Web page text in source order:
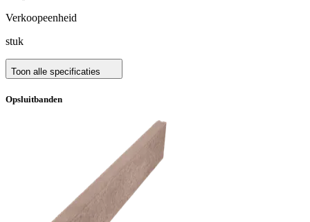
Verkoopeenheid
stuk
Toon alle specificaties
Opsluitbanden